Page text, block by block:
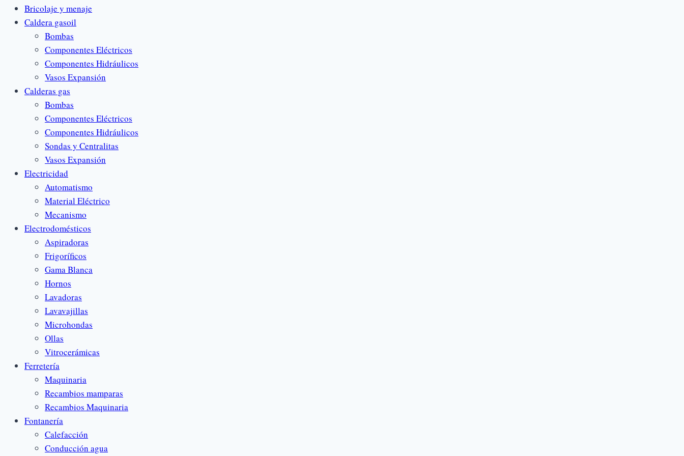
Bricolaje y menaje
Caldera gasoil
Bombas
Componentes Eléctricos
Componentes Hidráulicos
Vasos Expansión
Calderas gas
Bombas
Componentes Eléctricos
Componentes Hidráulicos
Sondas y Centralitas
Vasos Expansión
Electricidad
Automatismo
Material Eléctrico
Mecanismo
Electrodomésticos
Aspiradoras
Frigoríficos
Gama Blanca
Hornos
Lavadoras
Lavavajillas
Microhondas
Ollas
Vitrocerámicas
Ferretería
Maquinaria
Recambios mamparas
Recambios Maquinaria
Fontanería
Calefacción
Conducción agua